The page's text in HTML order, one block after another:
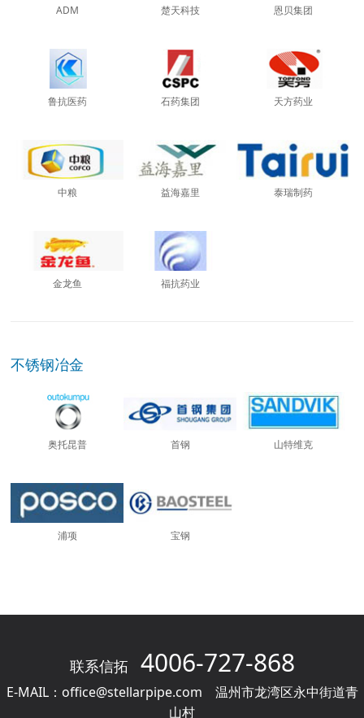
ADM 楚天科技 恩贝集团
鲁抗医药 石药集团 天方药业
中粮 益海嘉里 泰瑞制药
金龙鱼 福抗药业
不锈钢冶金
奥托昆普 首钢 山特维克
浦项 宝钢
联系信拓 4006-727-868
E-MAIL：office@stellarpipe.com 温州市龙湾区永中街道青
山村